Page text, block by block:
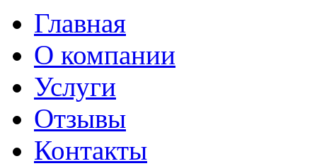
Главная
О компании
Услуги
Отзывы
Контакты